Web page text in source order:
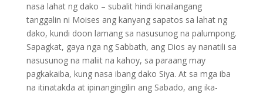
nasa lahat ng dako – subalit hindi kinailangang
tanggalin ni Moises ang kanyang sapatos sa lahat ng
dako, kundi doon lamang sa nasusunog na palumpong.
Sapagkat, gaya nga ng Sabbath, ang Dios ay nanatili sa
nasusunog na maliit na kahoy, sa paraang may
pagkakaiba, kung nasa ibang dako Siya. At sa mga iba
na itinatakda at ipinangingilin ang Sabado, ang ika-